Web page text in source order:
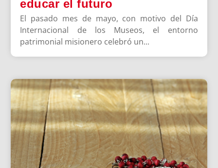
educar el futuro
El pasado mes de mayo, con motivo del Día
Internacional de los Museos, el entorno
patrimonial misionero celebró un...